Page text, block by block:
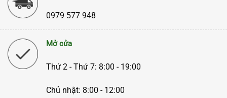
0979 577 948
Mở cửa
Thứ 2 - Thứ 7: 8:00 - 19:00
Chủ nhật: 8:00 - 12:00